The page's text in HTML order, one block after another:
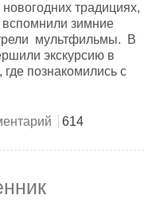
традициях,
зимние
мультфильмы. В
экскурсию в
где познакомились с
614